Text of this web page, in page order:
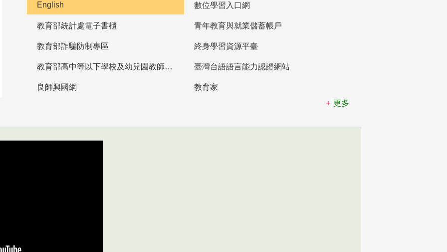
English 數位學習入口網
教育部統計處電子書櫃 青年教育與就業儲蓄帳戶
教育部詐騙防制專區 終身學習資源平臺
教育部高中等以下學校及幼兒園教師資格檢定考試 臺灣台語語言能力認證網站
良師興國網
教育家
更多